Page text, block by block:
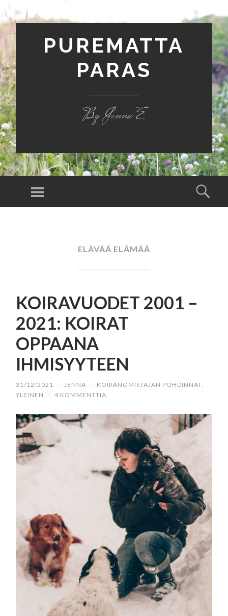
PUREMATTA
PARAS
By Jenna E
Valikko
ELÄVÄÄ ELÄMÄÄ
KOIRAVUODET 2001 –
2021: KOIRAT
OPPAANA
IHMISYYTEEN
31/12/2021 / JENNA / KOIRANOMISTAJAN POHDINNAT
YLEINEN
/ 4 KOMMENTTIA